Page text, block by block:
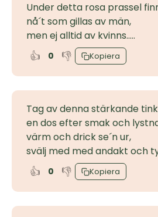
Under detta rosa prassel
nå´t som gillas av män,
men ej alltid av kvinns.....
👍 0 👎 Kopiera
Tag av denna stärkande
en dos efter smak och
värm och drick se´n ur,
svälj med med andakt och
👍 0 👎 Kopiera